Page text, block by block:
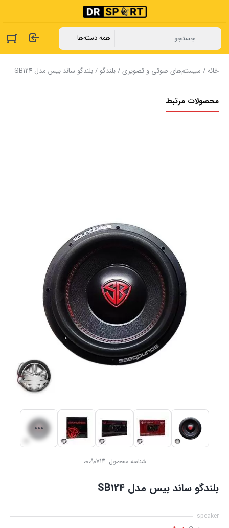
خانه/ سیستم‌های صوتی و تصویری/بلندگو / بلندگو ساند بیس مدل SB124
محصولات مرتبط
شناسه محصول:00090714
بلندگو ساند بیس مدل SB124
speaker